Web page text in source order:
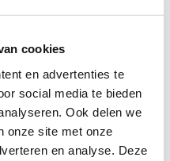
cookies
en advertenties te
social media te bieden
Ook delen we
onze site met onze
en analyse. Deze
naar een gmail.com